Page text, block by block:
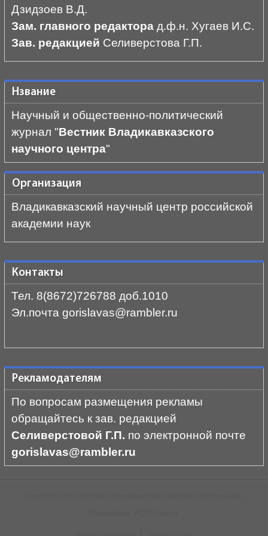
Дзидзоев В.Д.
Зам. главного редакторад.ф.н. Хугаев И.С.
Зав. редакцией Селиверстова Г.П.
Нзвание
Научный и общественно-политический
журнал "Вестник Владикавказского
научного центра"
Организация
Владикавказский научный центр российской
академии наук
Контакты
Тел. 8(8672)726788 доб.1010
Эл.почта gorislavas@rambler.ru
Рекламодателям
По вопросам размещения рекламы
обращайтесь к зав. редакцией
Селиверстовой Г.П. по электронной почте
gorislavas@rambler.ru